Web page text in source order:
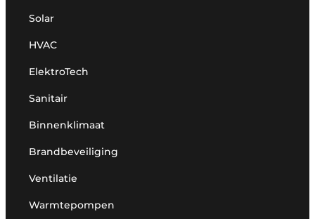
Solar
HVAC
ElektroTech
Sanitair
Binnenklimaat
Brandbeveiliging
Ventilatie
Warmtepompen